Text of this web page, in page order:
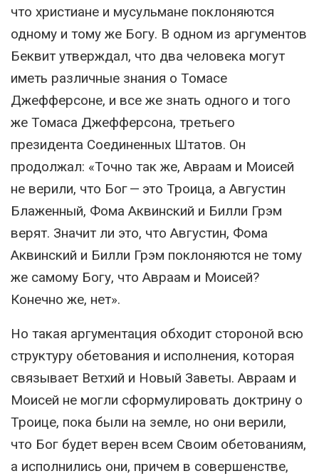
что христиане и мусульмане поклоняются
одному и тому же Богу. В одном из аргументов
Беквит утверждал, что два человека могут
иметь различные знания о Томасе
Джефферсоне, и все же знать одного и того
же Томаса Джефферсона, третьего
президента Соединенных Штатов. Он
продолжал: «Точно так же, Авраам и Моисей
не верили, что Бог — это Троица, а Августин
Блаженный, Фома Аквинский и Билли Грэм
верят. Значит ли это, что Августин, Фома
Аквинский и Билли Грэм поклоняются не тому
же самому Богу, что Авраам и Моисей?
Конечно же, нет».
Но такая аргументация обходит стороной всю
структуру обетования и исполнения, которая
связывает Ветхий и Новый Заветы. Авраам и
Моисей не могли сформулировать доктрину о
Троице, пока были на земле, но они верили,
что Бог будет верен всем Своим обетованиям,
а исполнились они, причем в совершенстве,